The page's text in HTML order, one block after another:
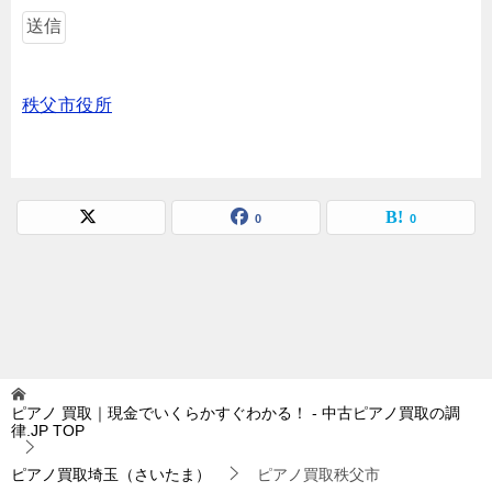
秩父市役所
0 0
ピアノ 買取｜現金でいくらかすぐわかる！ - 中古ピアノ買取の調
律.JP TOP
ピアノ買取埼玉（さいたま） ピアノ買取秩父市